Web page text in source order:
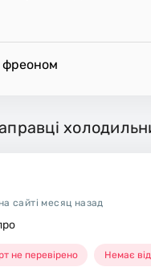
фреоном
сайті месяц назад
не перевірено Немає